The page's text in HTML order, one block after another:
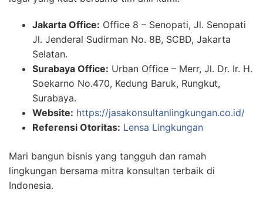
Jakarta Office: Office 8 – Senopati, Jl. Senopati
Jl. Jenderal Sudirman No. 8B, SCBD, Jakarta
Selatan.
Surabaya Office: Urban Office – Merr, Jl. Dr. Ir. H.
Soekarno No.470, Kedung Baruk, Rungkut,
Surabaya.
Website: https://jasakonsultanlingkungan.co.id/
Referensi Otoritas: Lensa Lingkungan
Mari bangun bisnis yang tangguh dan ramah
lingkungan bersama mitra konsultan terbaik di
Indonesia.